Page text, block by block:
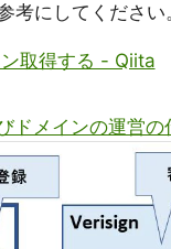
考にしてください
取得する - Qiita
ドメインの運営